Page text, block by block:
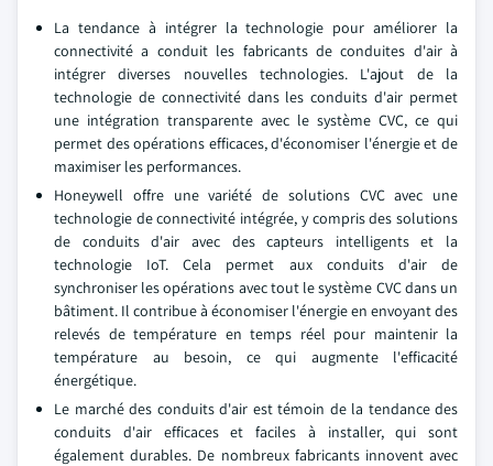
La tendance à intégrer la technologie pour améliorer la
connectivité a conduit les fabricants de conduites d'air à
intégrer diverses nouvelles technologies. L'ajout de la
technologie de connectivité dans les conduits d'air permet
une intégration transparente avec le système CVC, ce qui
permet des opérations efficaces, d'économiser l'énergie et de
maximiser les performances.
Honeywell offre une variété de solutions CVC avec une
technologie de connectivité intégrée, y compris des solutions
de conduits d'air avec des capteurs intelligents et la
technologie IoT. Cela permet aux conduits d'air de
synchroniser les opérations avec tout le système CVC dans un
bâtiment. Il contribue à économiser l'énergie en envoyant des
relevés de température en temps réel pour maintenir la
température au besoin, ce qui augmente l'efficacité
énergétique.
Le marché des conduits d'air est témoin de la tendance des
conduits d'air efficaces et faciles à installer, qui sont
également durables. De nombreux fabricants innovent avec